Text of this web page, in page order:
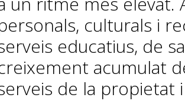
culturals i
educatius, de
acumulat
de la propietat